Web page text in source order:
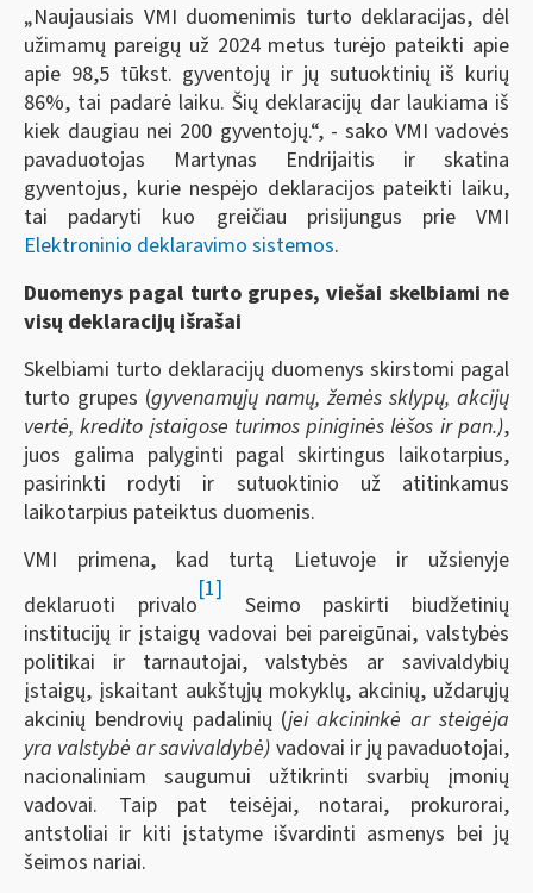
„Naujausiais VMI duomenimis turto deklaracijas, dėl
užimamų pareigų už 2024 metus turėjo pateikti apie
apie 98,5 tūkst. gyventojų ir jų sutuoktinių iš kurių
86%, tai padarė laiku. Šių deklaracijų dar laukiama iš
kiek daugiau nei 200 gyventojų.“, - sako VMI vadovės
pavaduotojas Martynas Endrijaitis ir skatina
gyventojus, kurie nespėjo deklaracijos pateikti laiku,
tai padaryti kuo greičiau prisijungus prie VMI
Elektroninio deklaravimo sistemos.
Duomenys pagal turto grupes, viešai skelbiami ne
visų deklaracijų išrašai
Skelbiami turto deklaracijų duomenys skirstomi pagal
turto grupes (gyvenamųjų namų, žemės sklypų, akcijų
vertė, kredito įstaigose turimos piniginės lėšos ir pan.),
juos galima palyginti pagal skirtingus laikotarpius,
pasirinkti rodyti ir sutuoktinio už atitinkamus
laikotarpius pateiktus duomenis.
VMI primena, kad turtą Lietuvoje ir užsienyje
deklaruoti privalo
[1]
Seimo paskirti biudžetinių
institucijų ir įstaigų vadovai bei pareigūnai, valstybės
politikai ir tarnautojai, valstybės ar savivaldybių
įstaigų, įskaitant aukštųjų mokyklų, akcinių, uždarųjų
akcinių bendrovių padalinių (jei akcininkė ar steigėja
yra valstybė ar savivaldybė) vadovai ir jų pavaduotojai,
nacionaliniam saugumui užtikrinti svarbių įmonių
vadovai. Taip pat teisėjai, notarai, prokurorai,
antstoliai ir kiti įstatyme išvardinti asmenys bei jų
šeimos nariai.